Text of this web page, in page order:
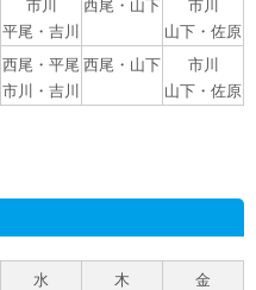
市川
平尾・吉川
西尾・山下
市川
山下・佐原
西尾・平尾
市川・吉川
西尾・山下
市川
山下・佐原
水 木
金